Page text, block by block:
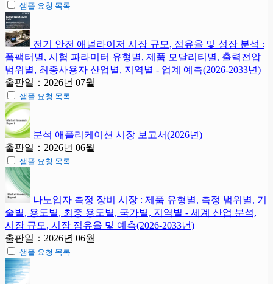
샘플 요청 목록
전기 안전 애널라이저 시장 규모, 점유율 및 성장 분석 :
폼팩터별, 시험 파라미터 유형별, 제품 모달리티별, 출력전압
범위별, 최종사용자 산업별, 지역별 - 업계 예측(2026-2033년)
출판일：2026년 07월
샘플 요청 목록
분석 애플리케이션 시장 보고서(2026년)
출판일：2026년 06월
샘플 요청 목록
나노입자 측정 장비 시장 : 제품 유형별, 측정 범위별, 기
술별, 용도별, 최종 용도별, 국가별, 지역별 - 세계 산업 분석,
시장 규모, 시장 점유율 및 예측(2026-2033년)
출판일：2026년 06월
샘플 요청 목록